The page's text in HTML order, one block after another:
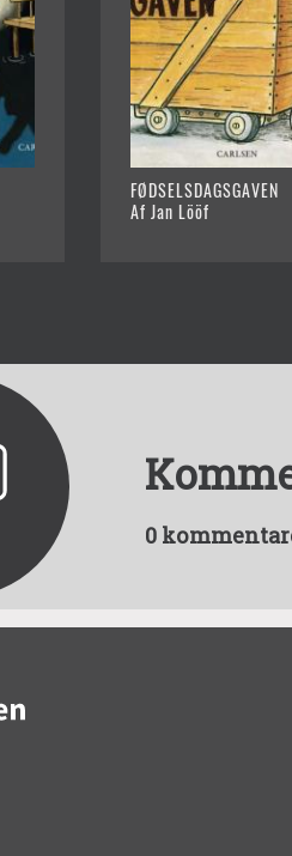
FØDSELSDAGSGAVEN
Af Jan Lööf
0